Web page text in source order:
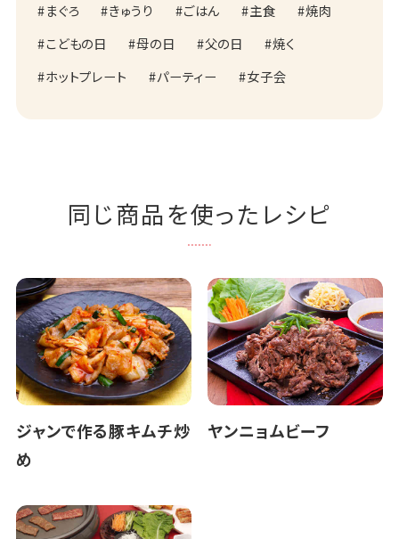
まぐろ
きゅうり ごはん 主食
焼肉
こどもの日
母の日 父の日
焼く
ホットプレート
パーティー 女子会
同じ商品を使ったレシピ
ジャンで作る豚キムチ炒
め
ヤンニョムビーフ